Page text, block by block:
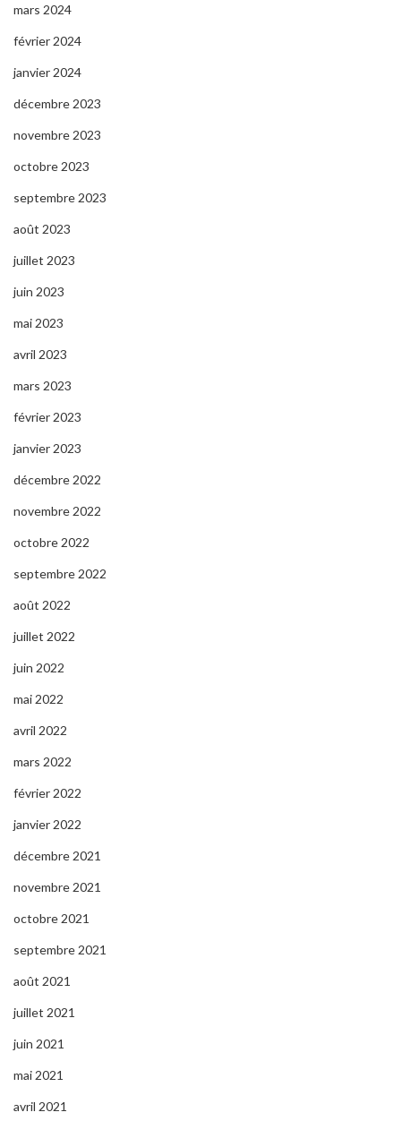
mars 2024
février 2024
janvier 2024
décembre 2023
novembre 2023
octobre 2023
septembre 2023
août 2023
juillet 2023
juin 2023
mai 2023
avril 2023
mars 2023
février 2023
janvier 2023
décembre 2022
novembre 2022
octobre 2022
septembre 2022
août 2022
juillet 2022
juin 2022
mai 2022
avril 2022
mars 2022
février 2022
janvier 2022
décembre 2021
novembre 2021
octobre 2021
septembre 2021
août 2021
juillet 2021
juin 2021
mai 2021
avril 2021